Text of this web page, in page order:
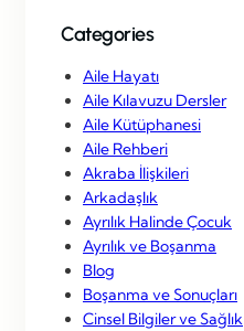
Categories
Aile Hayatı
Aile Kılavuzu Dersler
Aile Kütüphanesi
Aile Rehberi
Akraba İlişkileri
Arkadaşlık
Ayrılık Halinde Çocuk
Ayrılık ve Boşanma
Blog
Boşanma ve Sonuçları
Cinsel Bilgiler ve Sağlık